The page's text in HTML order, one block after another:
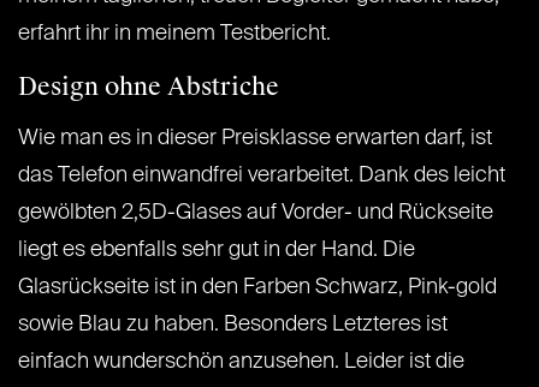
erfahrt ihr in meinem Testbericht.
Design ohne Abstriche
Wie man es in dieser Preisklasse erwarten darf, ist
das Telefon einwandfrei verarbeitet. Dank des leicht
gewölbten 2,5D-Glases auf Vorder- und Rückseite
liegt es ebenfalls sehr gut in der Hand. Die
Glasrückseite ist in den Farben Schwarz, Pink-gold
sowie Blau zu haben. Besonders Letzteres ist
einfach wunderschön anzusehen. Leider ist die